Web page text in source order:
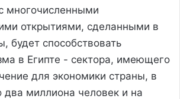
многочисленными
открытиями, сделанными в
будет способствовать
в Египте - сектора, имеющего
для экономики страны, в
два миллиона человек и на